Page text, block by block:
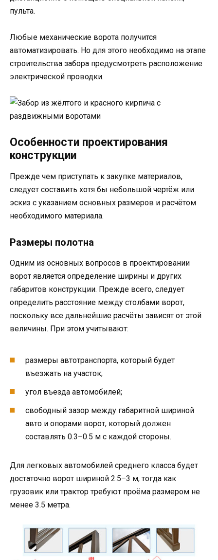
пульта.
Любые механические ворота получится
автоматизировать. Но для этого необходимо на этапе
строительства забора предусмотреть расположение
электрической проводки.
Особенности проектирования
конструкции
Прежде чем приступать к закупке материалов,
следует составить хотя бы небольшой чертёж или
эскиз с указанием основных размеров и расчётом
необходимого материала.
Размеры полотна
Одним из основных вопросов в проектировании
ворот является определение ширины и других
габаритов конструкции. Прежде всего, следует
определить расстояние между столбами ворот,
поскольку все дальнейшие расчёты зависят от этой
величины. При этом учитывают:
размеры автотранспорта, который будет
въезжать на участок;
угол въезда автомобилей;
свободный зазор между габаритной шириной
авто и опорами ворот, который должен
составлять 0.3–0.5 м с каждой стороны.
Для легковых автомобилей среднего класса будет
достаточно ворот шириной 2.5–3 м, тогда как
грузовик или трактор требуют проёма размером не
менее 3.5 метра.